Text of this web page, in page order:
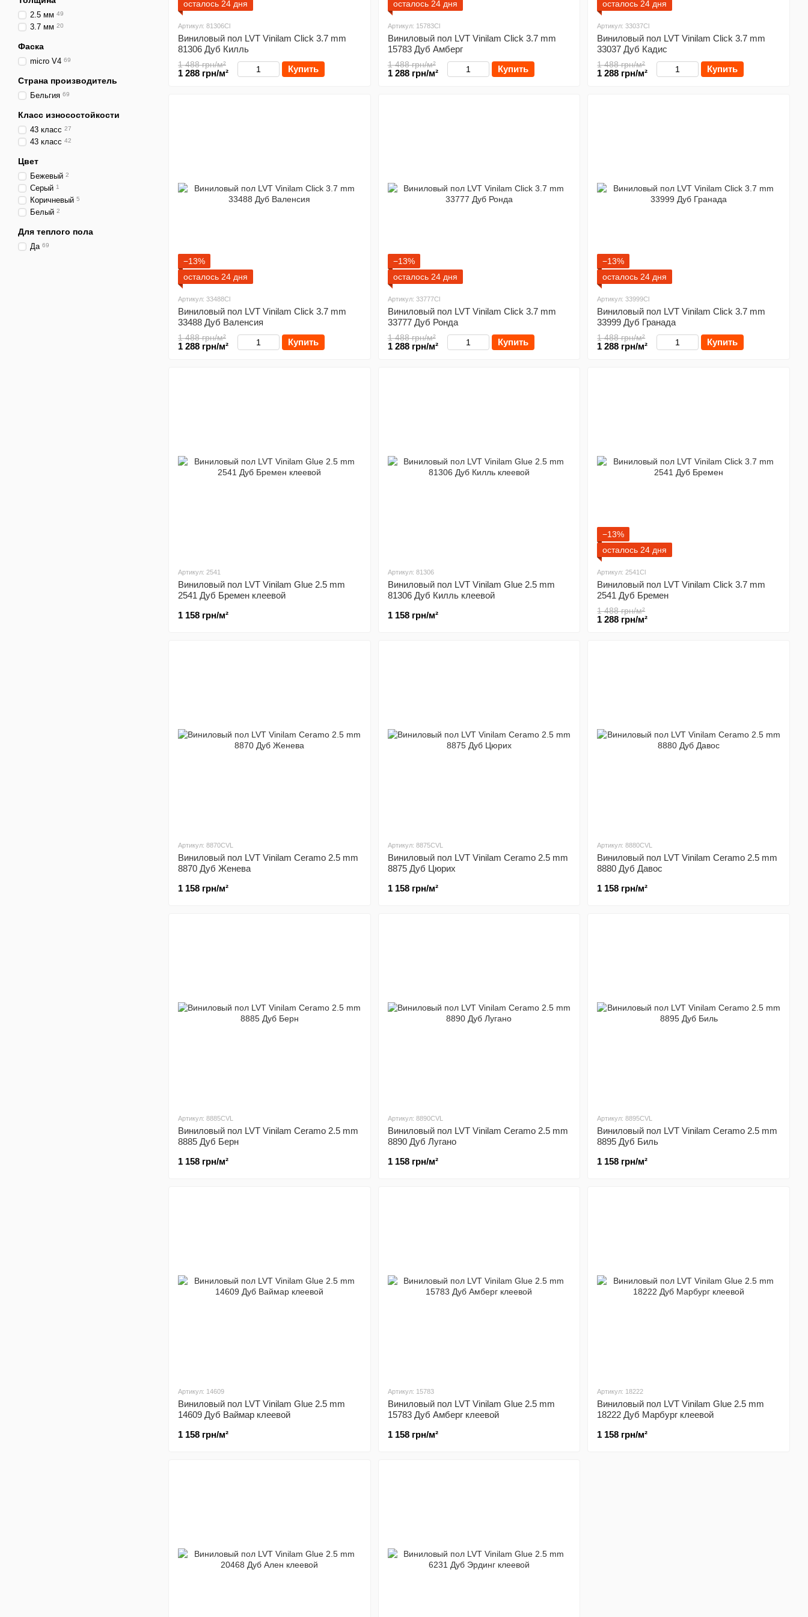
осталось 24 дня
Артикул: 81306Cl
Виниловый пол LVT Vinilam Click 3.7 mm
81306 Дуб Килль
1 488 грн/м²
1 288 грн/м² Купить
осталось 24 дня
Артикул: 15783Cl
Виниловый пол LVT Vinilam Click 3.7 mm
15783 Дуб Амберг
1 488 грн/м²
1 288 грн/м² Купить
осталось 24 дня
Артикул: 33037Cl
Виниловый пол LVT Vinilam Click 3.7 mm
33037 Дуб Кадис
1 488 грн/м²
1 288 грн/м² Купить
−13%
осталось 24 дня
Артикул: 33488Cl
Виниловый пол LVT Vinilam Click 3.7 mm
33488 Дуб Валенсия
1 488 грн/м²
1 288 грн/м² Купить
−13%
осталось 24 дня
Артикул: 33777Cl
Виниловый пол LVT Vinilam Click 3.7 mm
33777 Дуб Ронда
1 488 грн/м²
1 288 грн/м² Купить
−13%
осталось 24 дня
Артикул: 33999Cl
Виниловый пол LVT Vinilam Click 3.7 mm
33999 Дуб Гранада
1 488 грн/м²
1 288 грн/м² Купить
Артикул: 2541
Виниловый пол LVT Vinilam Glue 2.5 mm
2541 Дуб Бремен клеевой
1 158 грн/м²
Артикул: 81306
Виниловый пол LVT Vinilam Glue 2.5 mm
81306 Дуб Килль клеевой
1 158 грн/м²
−13%
осталось 24 дня
Артикул: 2541Cl
Виниловый пол LVT Vinilam Click 3.7 mm
2541 Дуб Бремен
1 488 грн/м²
1 288 грн/м²
Артикул: 8870CVL
Виниловый пол LVT Vinilam Ceramo 2.5 mm
8870 Дуб Женева
1 158 грн/м²
Артикул: 8875CVL
Виниловый пол LVT Vinilam Ceramo 2.5 mm
8875 Дуб Цюрих
1 158 грн/м²
Артикул: 8880CVL
Виниловый пол LVT Vinilam Ceramo 2.5 mm
8880 Дуб Давос
1 158 грн/м²
Артикул: 8885CVL
Виниловый пол LVT Vinilam Ceramo 2.5 mm
8885 Дуб Берн
1 158 грн/м²
Артикул: 8890CVL
Виниловый пол LVT Vinilam Ceramo 2.5 mm
8890 Дуб Лугано
1 158 грн/м²
Артикул: 8895CVL
Виниловый пол LVT Vinilam Ceramo 2.5 mm
8895 Дуб Биль
1 158 грн/м²
Артикул: 14609
Виниловый пол LVT Vinilam Glue 2.5 mm
14609 Дуб Ваймар клеевой
1 158 грн/м²
Артикул: 15783
Виниловый пол LVT Vinilam Glue 2.5 mm
15783 Дуб Амберг клеевой
1 158 грн/м²
Артикул: 18222
Виниловый пол LVT Vinilam Glue 2.5 mm
18222 Дуб Марбург клеевой
1 158 грн/м²
2.5 мм 49
3.7 мм 20
Фаска
micro V4 69
Страна производитель
Бельгия 69
Класс износостойкости
43 класс 27
43 класc 42
Цвет
Бежевый 2
Серый 1
Коричневый 5
Белый 2
Для теплого пола
Да 69